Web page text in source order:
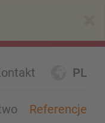
PL
Referencje